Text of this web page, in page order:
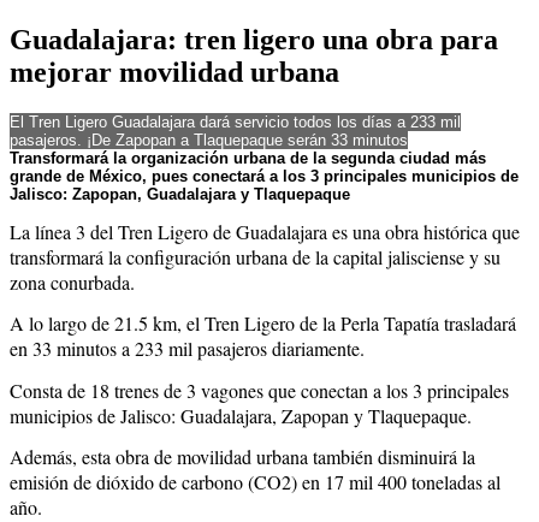
Guadalajara: tren ligero una obra para
mejorar movilidad urbana
El Tren Ligero Guadalajara dará servicio todos los días a 233 mil
pasajeros. ¡De Zapopan a Tlaquepaque serán 33 minutos
Transformará la organización urbana de la segunda ciudad más
grande de México, pues conectará a los 3 principales municipios de
Jalisco: Zapopan, Guadalajara y Tlaquepaque
La línea 3 del Tren Ligero de Guadalajara es una obra histórica que
transformará la configuración urbana de la capital jalisciense y su
zona conurbada.
A lo largo de 21.5 km, el Tren Ligero de la Perla Tapatía trasladará
en 33 minutos a 233 mil pasajeros diariamente.
Consta de 18 trenes de 3 vagones que conectan a los 3 principales
municipios de Jalisco: Guadalajara, Zapopan y Tlaquepaque.
Además, esta obra de movilidad urbana también disminuirá la
emisión de dióxido de carbono (CO2) en 17 mil 400 toneladas al
año.